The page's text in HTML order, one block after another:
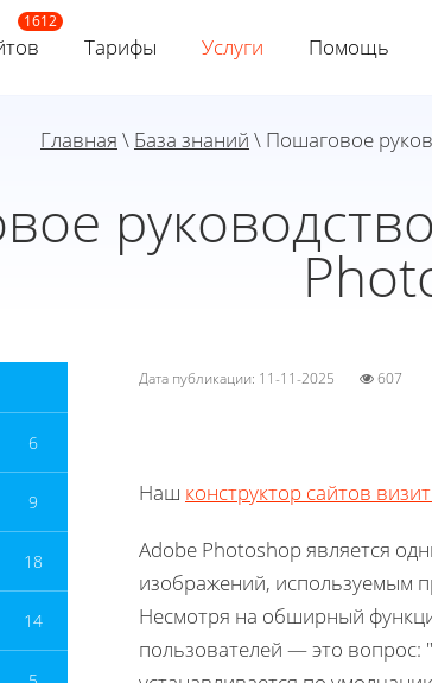
Тарифы Услуги Помощь
Главная \ База знаний \ Пошаговое
6
9
18
14
Дата публикации: 11-11-2025 607
Наш конструктор сайтов
Adobe Photoshop является
изображений, используемым
Несмотря на обширный
пользователей — это